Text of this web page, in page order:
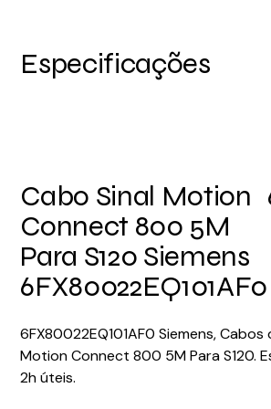
Especificações
Cabo Sinal Motion
Connect 800 5M
Para S120 Siemens
6FX80022EQ101AF0
6FX80022EQ101AF0 Siemens,
Motion Connect 800 5M Para S120.
2h úteis.